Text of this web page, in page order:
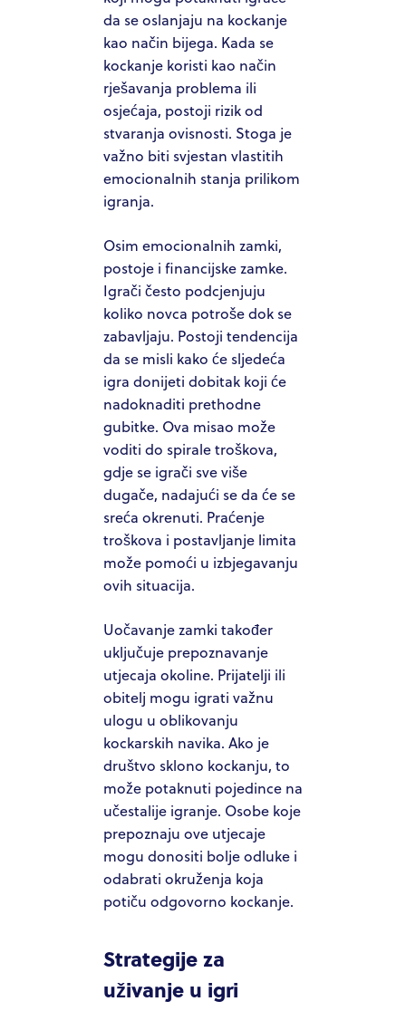
da se oslanjaju na kockanje
kao način bijega. Kada se
kockanje koristi kao način
rješavanja problema ili
osjećaja, postoji rizik od
stvaranja ovisnosti. Stoga je
važno biti svjestan vlastitih
emocionalnih stanja prilikom
igranja.
Osim emocionalnih zamki,
postoje i financijske zamke.
Igrači često podcjenjuju
koliko novca potroše dok se
zabavljaju. Postoji tendencija
da se misli kako će sljedeća
igra donijeti dobitak koji će
nadoknaditi prethodne
gubitke. Ova misao može
voditi do spirale troškova,
gdje se igrači sve više
dugače, nadajući se da će se
sreća okrenuti. Praćenje
troškova i postavljanje limita
može pomoći u izbjegavanju
ovih situacija.
Uočavanje zamki također
uključuje prepoznavanje
utjecaja okoline. Prijatelji ili
obitelj mogu igrati važnu
ulogu u oblikovanju
kockarskih navika. Ako je
društvo sklono kockanju, to
može potaknuti pojedince na
učestalije igranje. Osobe koje
prepoznaju ove utjecaje
mogu donositi bolje odluke i
odabrati okruženja koja
potiču odgovorno kockanje.
Strategije za
uživanje u igri